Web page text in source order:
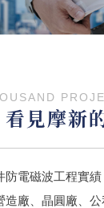
見摩新
防電磁波工程實
造廠、晶圓廠、